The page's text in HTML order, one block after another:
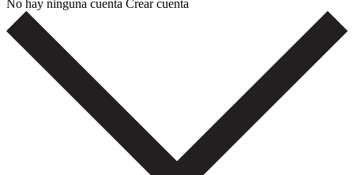
No hay ninguna cuenta Crear cuenta